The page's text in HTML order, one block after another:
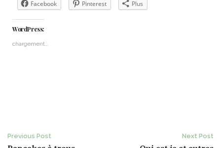
Facebook Pinterest Plus
WordPress:
chargement…
Post
Previous Post Next Post